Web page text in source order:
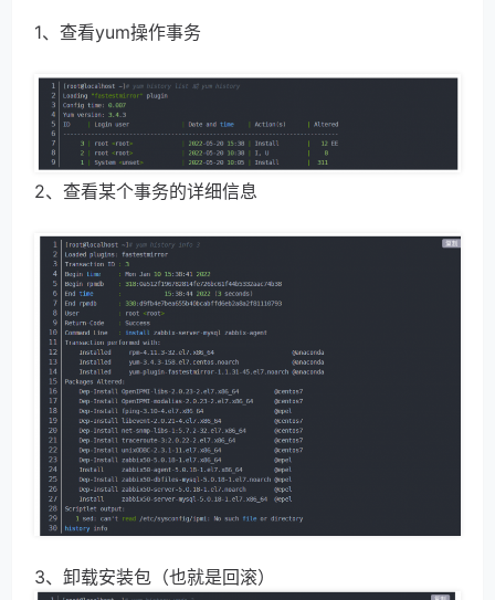
1、查看yum操作事务
2、查看某个事务的详细信息
3、卸载安装包（也就是回滚）